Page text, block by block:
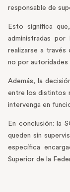
responsable de
Esto significa
administradas
realizarse a través
no por autoridades
Además, la
entre los distintos
intervenga en
En conclusión: la
queden sin
específica
Superior de la